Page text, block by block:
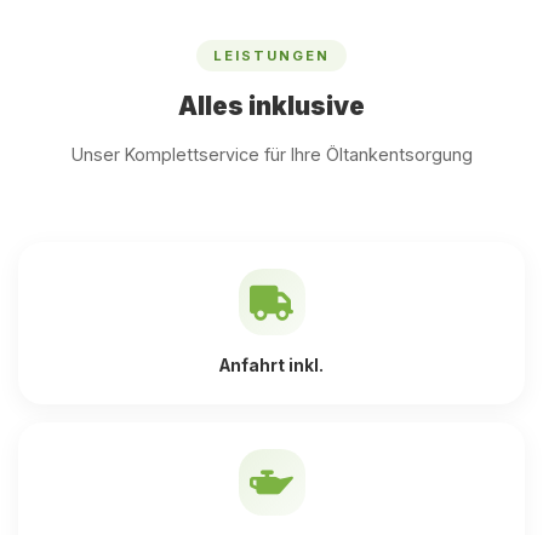
LEISTUNGEN
Alles inklusive
Unser Komplettservice für Ihre Öltankentsorgung
Anfahrt inkl.